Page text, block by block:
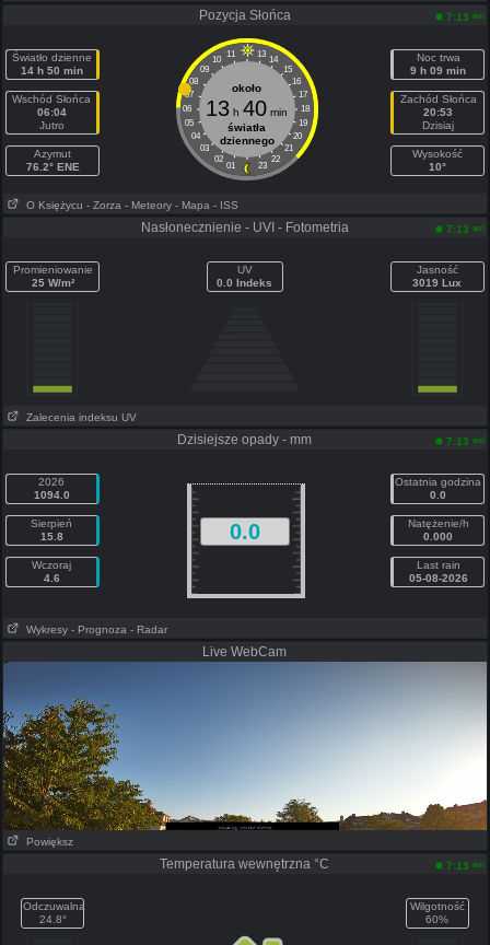
Pozycja Słońca 7:13 am
Światło dzienne
14 h 50 min
Wschód Słońca
06:04
Jutro
Azymut
76.2° ENE
11 13
10
14
09
15
08
16
07
17
06
18
05
19
04
20
03
21
02
22
01 23
około
13 h40 min
światła
dziennego
Noc trwa
9 h 09 min
Zachód Słońca
20:53
Dzisiaj
Wysokość
10°
O Księżycu - Zorza - Meteory - Mapa - ISS
Nasłonecznienie - UVI - Fotometria 7:13 am
Promieniowanie
25 W/m²
UV
0.0 Indeks
Jasność
3019 Lux
Zalecenia indeksu UV
Dzisiejsze opady - mm 7:13 am
2026
1094.0
Sierpień
15.8
Wczoraj
4.6
0.0
Ostatnia godzina
0.0
Natężenie/h
0.000
Last rain
05-08-2026
Wykresy - Prognoza - Radar
Live WebCam
Powiększ
Temperatura wewnętrzna °C 7:13 am
Odczuwalna
24.8°
Wilgotność
60%